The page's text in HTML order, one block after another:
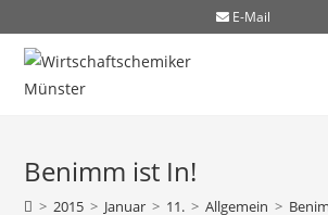
E-Mail
Benimm ist In!
> 2015 > Januar > 11. > Allgemein >